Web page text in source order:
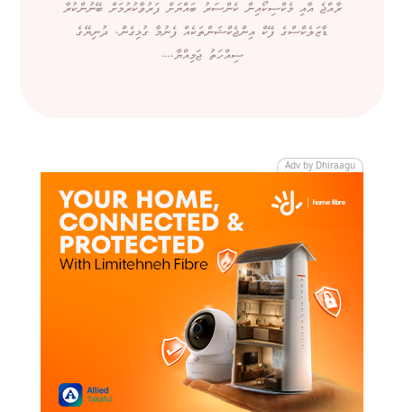
ރާއްޖެ އާއި މެކްސިކޯއިން ކެންސަރު ބައްޔަށް ފަރުވާކުރުމަށް ބޭނުންކުރާ
ޑާޒަލެކްސްގެ ފޭކް އިންޖެކްޝަންތަކެއް ފެނުމާ ގުޅިގެން، ދުނިޔޭގެ
ސިއްހަތު ޖަމިއްޔާ،...
Adv by Dhiraagu